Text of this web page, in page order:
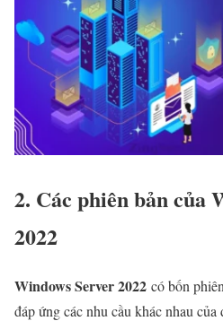
2. Các phiên bản của
2022
Windows Server 2022 có bốn
đáp ứng các nhu cầu khác nhau